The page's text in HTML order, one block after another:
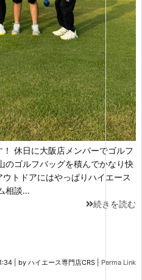
休日に大阪店メンバーでゴルフ
のゴルフバッグを積んでかなり快
トドアにはやっぱりハイエース
相談…
続きを読む
by ハイエース専門店CRS Perma Link